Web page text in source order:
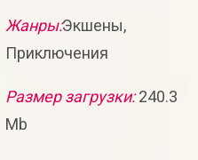
Жанры:Экшены,
Приключения
Размер загрузки:240.3
Mb